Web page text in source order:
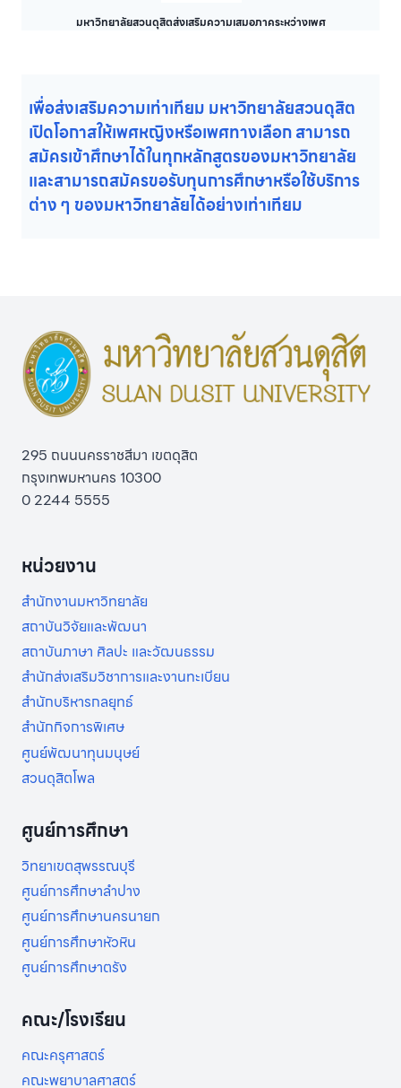
มหาวิทยาลัยสวนดุสิตส่งเสริมความเสมอภาคระหว่างเพศ
เพื่อส่งเสริมความเท่าเทียม มหาวิทยาลัยสวนดุสิต
เปิดโอกาสให้เพศหญิงหรือเพศทางเลือก สามารถ
สมัครเข้าศึกษาได้ในทุกหลักสูตรของมหาวิทยาลัย
และสามารถสมัครขอรับทุนการศึกษาหรือใช้บริการ
ต่าง ๆ ของมหาวิทยาลัยได้อย่างเท่าเทียม
295 ถนนนครราชสีมา เขตดุสิต
กรุงเทพมหานคร 10300
0 2244 5555
หน่วยงาน
สำนักงานมหาวิทยาลัย
สถาบันวิจัยและพัฒนา
สถาบันภาษา ศิลปะ และวัฒนธรรม
สำนักส่งเสริมวิชาการและงานทะเบียน
สำนักบริหารกลยุทธ์
สำนักกิจการพิเศษ
ศูนย์พัฒนาทุนมนุษย์
สวนดุสิตโพล
ศูนย์การศึกษา
วิทยาเขตสุพรรณบุรี
ศูนย์การศึกษาลำปาง
ศูนย์การศึกษานครนายก
ศูนย์การศึกษาหัวหิน
ศูนย์การศึกษาตรัง
คณะ/โรงเรียน
คณะครุศาสตร์
คณะพยาบาลศาสตร์